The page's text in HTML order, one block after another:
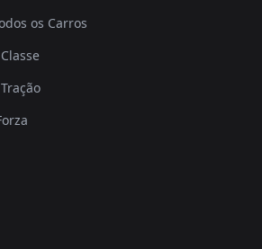
os Carros